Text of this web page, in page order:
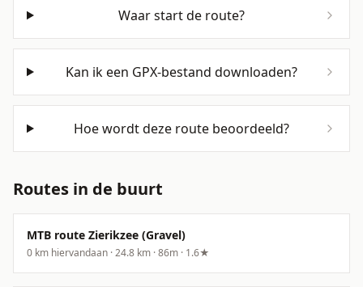
Waar start de route?
Kan ik een GPX-bestand downloaden?
Hoe wordt deze route beoordeeld?
Routes in de buurt
MTB route Zierikzee (Gravel)
0 km hiervandaan ·24.8 km ·86m · 1.6★